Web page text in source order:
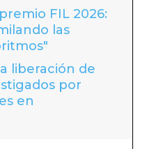
FIL 2026:
las
liberación de
por
en